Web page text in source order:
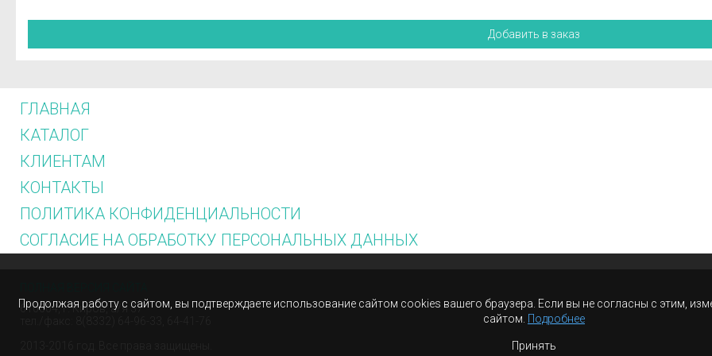
Добавить в заказ
ГЛАВНАЯ
КАТАЛОГ
КЛИЕНТАМ
КОНТАКТЫ
ПОЛИТИКА КОНФИДЕНЦИАЛЬНОСТИ
СОГЛАСИЕ НА ОБРАБОТКУ ПЕРСОНАЛЬНЫХ ДАННЫХ
610004, г. Киров, а/я 37
Продолжая работу с сайтом, вы подтверждаете использование сайтом cookies вашего браузера. Если вы не согласны с этим,
сайтом. Подробнее
Принять